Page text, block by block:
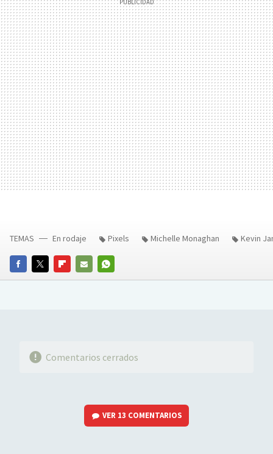
FACEBOOKTWITTERFLIPBOARD
E-
WHATSAPP
TEMAS En rodaje Pixels Michelle Monaghan Kevin
Comentarios cerrados
VER 13 COMENTARIOS